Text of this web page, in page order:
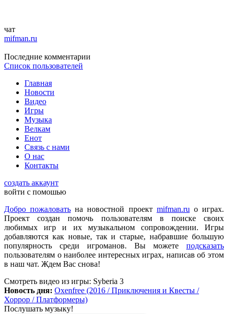
Palworld?
Checkmate:ometu
Что ты имеешь ввиду? На этом сайте игровые новости для
всех категорий людей, которые в той или иной форме
интересуются играми и геймерской индустрией в целом.
ometu:новости для женщин
Mifman:
Обновите, пожалуйста, игру Garry's Mod
Игра обновлена
lexafrog:
Обновите, пожалуйста, игру Garry's Mod. Много
обнов вышло, а на сайте старенькая...
cord: Grisha,
Да, есть такая и даже с дополнительной модификацией
StarCraft Cartooned (мультяшки).
Вот она:StarCraft Remastered
чат
mifman.ru
Последние комментарии
Список пользователей
Главная
Новости
Видео
Игры
Музыка
Велкам
Енот
Связь с нами
О нас
Контакты
создать аккаунт
войти с помошью
Добро пожаловать на новостной проект mifman.ru о играх.
Проект создан помочь пользователям в поиске своих
любимых игр и их музыкальном сопровождении. Игры
добавляются как новые, так и старые, набравшие большую
популярность среди игроманов. Вы можете подсказать
пользователям о наиболее интересных играх, написав об этом
в наш чат. Ждем Вас снова!
Смотреть видео из игры: Syberia 3
Новость дня: Oxenfree (2016 / Приключения и Квесты /
Хоррор / Платформеры)
Послушать музыку!